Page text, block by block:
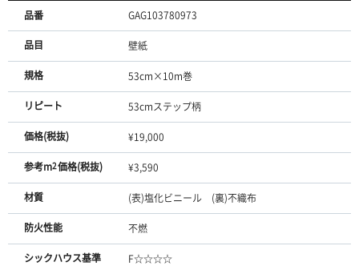
品番 GAG103780973
品目 壁紙
規格 53cm×10m巻
リピート 53cmステップ柄
価格(税抜) ¥19,000
参考m2価格(税抜) ¥3,590
材質 (表)塩化ビニール (裏)不織布
防火性能 不燃
シックハウス基準 F☆☆☆☆